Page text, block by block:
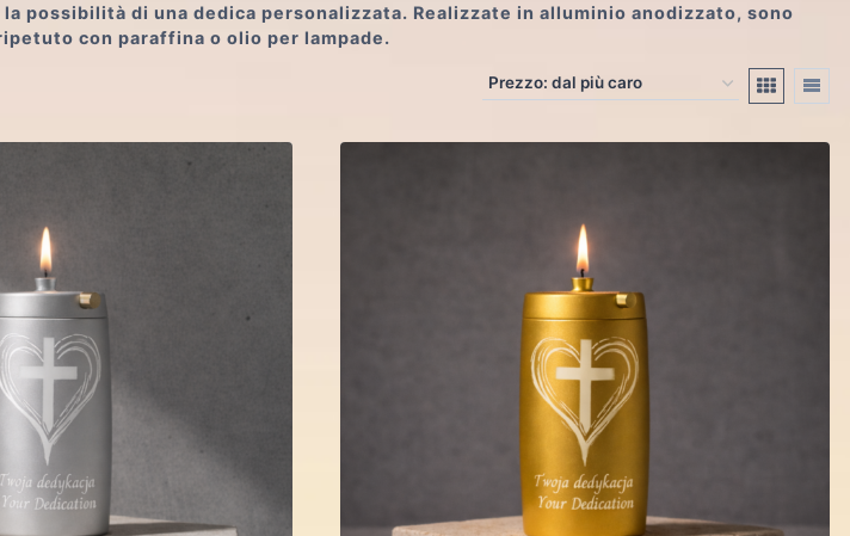
di una dedica personalizzata. Realizzate in alluminio anodizzato, sono
con paraffina o olio per lampade.